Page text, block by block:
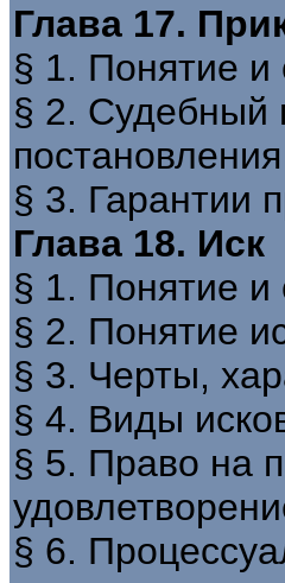
Глава 17.
§ 1. Понятие и
§ 2. Судебный
постановления
§ 3. Гарантии
Глава 18. Иск
§ 1. Понятие и
§ 2. Понятие
§ 3. Черты,
§ 4. Виды
§ 5. Право на
§ 6.